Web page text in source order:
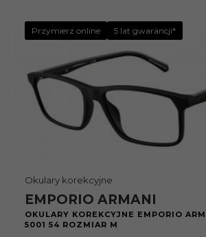
Przymierz online 5 lat gwarancji*
Okulary korekcyjne
EMPORIO ARMANI
OKULARY KOREKCYJNE EMPORIO
5001 54 ROZMIAR M